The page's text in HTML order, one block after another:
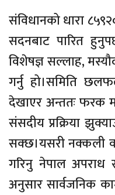
संविधानको धारा
सदनबाट पारित
विशेषज्ञ सल्लाह,
गर्नु हो।समिति
देखाएर अन्ततः फरक
संसदीय प्रक्रिया
सक्छ।यसरी नक्कली
गरिनु नेपाल
अनुसार सार्वजनिक